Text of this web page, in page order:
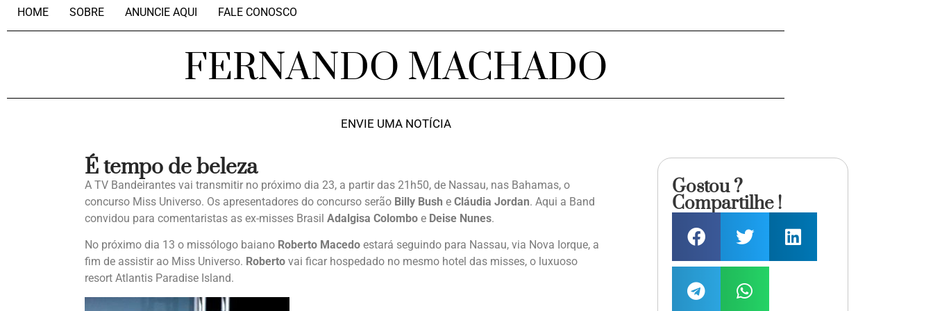
HOME SOBRE ANUNCIE AQUI FALE CONOSCO
FERNANDO MACHADO
ENVIE UMA NOTÍCIA
É tempo de beleza
A TV Bandeirantes vai transmitir no próximo dia 23, a partir das 21h50, de Nassau, nas Bahamas, o
concurso Miss Universo. Os apresentadores do concurso serão Billy Bush e Cláudia Jordan. Aqui a Band
convidou para comentaristas as ex-misses Brasil Adalgisa Colombo e Deise Nunes.
No próximo dia 13 o missólogo baiano Roberto Macedo estará seguindo para Nassau, via Nova Iorque, a
fim de assistir ao Miss Universo. Roberto vai ficar hospedado no mesmo hotel das misses, o luxuoso
resort Atlantis Paradise Island.
Gostou ?
Compartilhe !